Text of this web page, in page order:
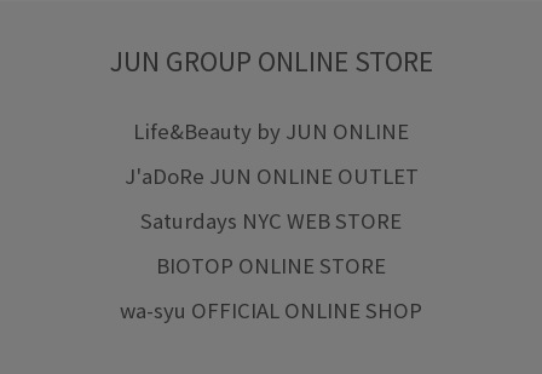
JUN GROUP ONLINE STORE
Life&Beauty by JUN ONLINE
J'aDoRe JUN ONLINE OUTLET
Saturdays NYC WEB STORE
BIOTOP ONLINE STORE
wa-syu OFFICIAL ONLINE SHOP